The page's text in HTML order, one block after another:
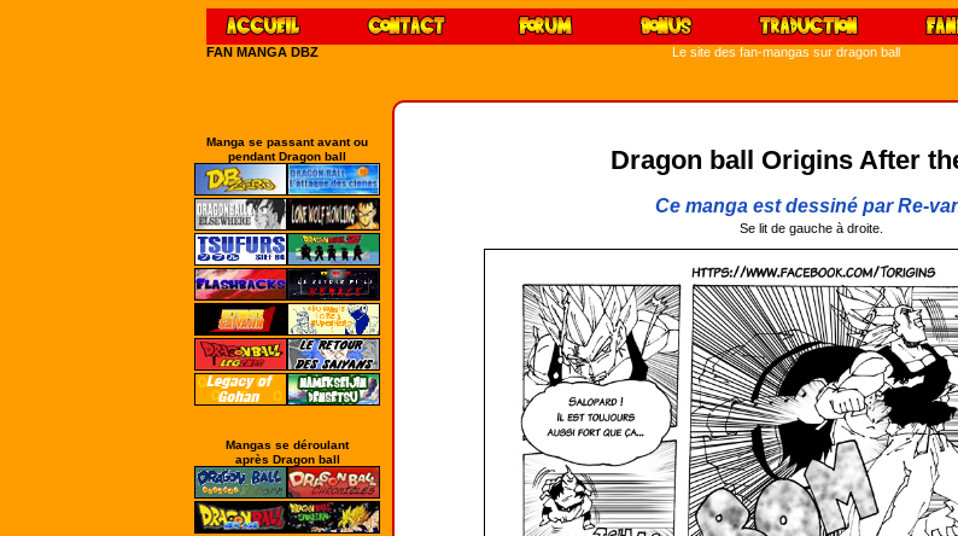
FAN MANGA DBZ Le site des fan-mangas sur dragon ball
Manga se passant avant ou
pendant Dragon ball
Mangas se déroulant
après Dragon ball
Dragon ball Origins After
Ce manga est dessiné par Re-
Se lit de gauche à droite.